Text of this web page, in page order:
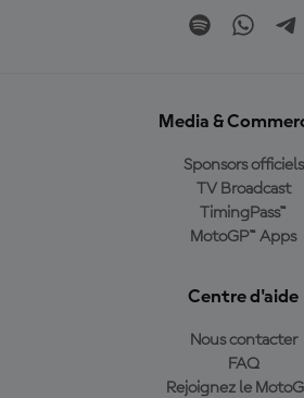
Media &
Sponsors officiels
TV Broadcast
TimingPass™
MotoGP™ Apps
Centre d'aide
Nous contacter
FAQ
Rejoignez le